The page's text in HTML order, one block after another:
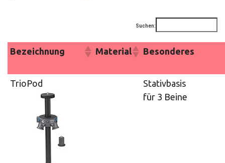
Suchen:
Bezeichnung Material Besonderes
TrioPod
Stativbasis
für 3 Beine